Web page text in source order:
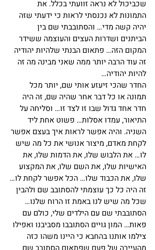
שכביכול לא נראה זוועתי בכלל. את
התמונות לא נכנסתי לראות כי ידעתי שזה
יהיה קשה מדי… והסתובבתי שם בין
הביתנים ושדרות העצים והעוצמה ששידר
המקום הזה… פתאום הבנתי שלהיות יהודיה
זה עוד הרבה יותר ממה שאני מבינה מה זה
להיות יהודיה…
החדר שהכי זיעזע אותי שם, יותר מכל
תמונה או כל דבר אחר שהיה שם, זה היה
חדר אחד גדול שבו זו לצד זו… וסליחה על
התיאור, עמדו אסלות… פשוט אחת ליד
השניה. והיה אפשר לראות איך בעצם אפשר
לקחת מאדם, מיצור אנושי את כל מה שיש
לו… את הלבוש שלו, את הדמות שלו, את
האישיות שלו, את השם שלו, את המקצוע
שלו, את הכבוד שלו… הכל אפשר לקחת לו…
זה היה כל כך עוצמתי להסתובב שם ולהבין
שכל מה שיש לנו באמת זו הרוח שלנו…
הסתובבתי שם עם הילדים שלי, כולם עם
פאות… המון גויים הסתובבו מסביבנו ואפילו
צילמו אותנו בהחבא כי היינו משהו כזה